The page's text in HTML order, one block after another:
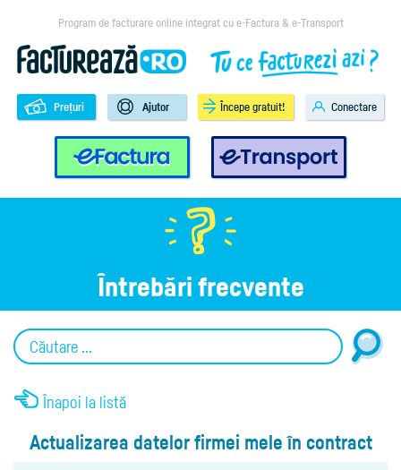
Program de facturare online integrat cu e-Factura & e-Transport
e-Factura e-Transport
Prețuri Ajutor Începe gratuit! Conectare
Întrebări frecvente
Înapoi la listă
Actualizarea datelor firmei mele în contract